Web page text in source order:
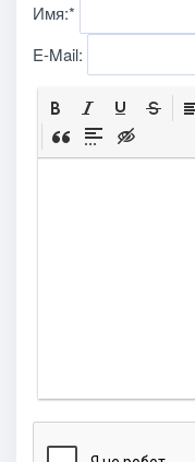
Имя:*
E-Mail: